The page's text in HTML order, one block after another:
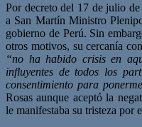
Por decreto del 17 de julio
a San Martín Ministro
gobierno de Perú. Sin
otros motivos, su cercanía
“no ha habido crisis en
influyentes de todos los
consentimiento para
Rosas aunque aceptó la
le manifestaba su tristeza por